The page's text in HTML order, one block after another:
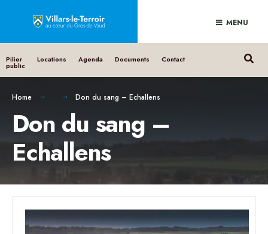
MENU
Pilier
public
Locations Agenda Documents Contact
Home Don du sang – Echallens
Don du sang –
Echallens